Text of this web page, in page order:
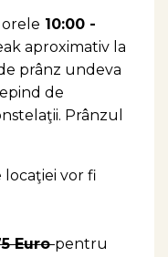
10:00 -
aproximativ la
de prânz undeva
de
Prânzul
vor fi
Europentru